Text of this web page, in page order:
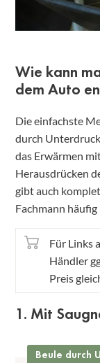
Wie kann
dem Auto
Die einfachste
durch
das Erwärmen
Herausdrücken
gibt auch
Fachmann
Für Links
Händler
Preis
1. Mit
Beule durch